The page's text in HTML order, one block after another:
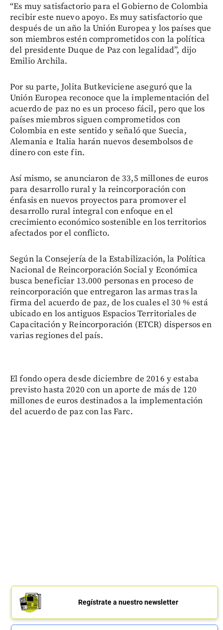
“Es muy satisfactorio para el Gobierno de Colombia
recibir este nuevo apoyo. Es muy satisfactorio que
después de un año la Unión Europea y los países que
son miembros estén comprometidos con la política
del presidente Duque de Paz con legalidad”, dijo
Emilio Archila.
Por su parte, Jolita Butkeviciene aseguró que la
Unión Europea reconoce que la implementación del
acuerdo de paz no es un proceso fácil, pero que los
países miembros siguen comprometidos con
Colombia en este sentido y señaló que Suecia,
Alemania e Italia harán nuevos desembolsos de
dinero con este fin.
Así mismo, se anunciaron de 33,5 millones de euros
para desarrollo rural y la reincorporación con
énfasis en nuevos proyectos para promover el
desarrollo rural integral con enfoque en el
crecimiento económico sostenible en los territorios
afectados por el conflicto.
Según la Consejería de la Estabilización, la Política
Nacional de Reincorporación Social y Económica
busca beneficiar 13.000 personas en proceso de
reincorporación que entregaron las armas tras la
firma del acuerdo de paz, de los cuales el 30 % está
ubicado en los antiguos Espacios Territoriales de
Capacitación y Reincorporación (ETCR) dispersos en
varias regiones del país.
El fondo opera desde diciembre de 2016 y estaba
previsto hasta 2020 con un aporte de más de 120
millones de euros destinados a la implementación
del acuerdo de paz con las Farc.
Regístrate a nuestro newsletter